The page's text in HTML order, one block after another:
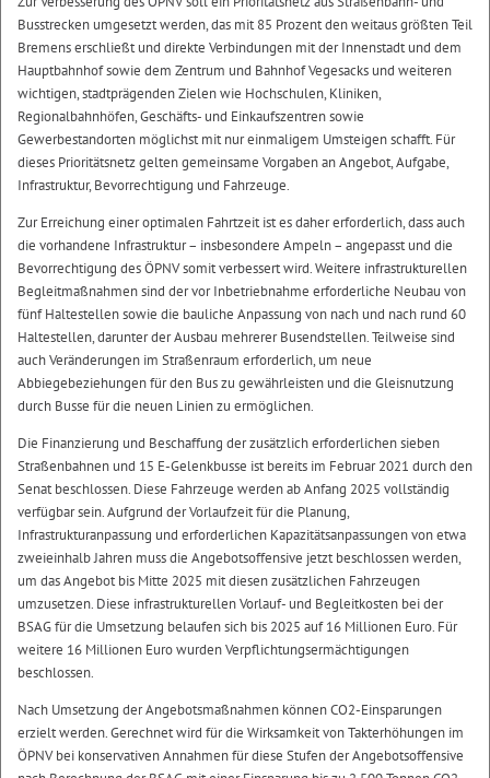
Busstrecken umgesetzt werden, das mit 85 Prozent den weitaus größten Teil
Bremens erschließt und direkte Verbindungen mit der Innenstadt und dem
Hauptbahnhof sowie dem Zentrum und Bahnhof Vegesacks und weiteren
wichtigen, stadtprägenden Zielen wie Hochschulen, Kliniken,
Regionalbahnhöfen, Geschäfts- und Einkaufszentren sowie
Gewerbestandorten möglichst mit nur einmaligem Umsteigen schafft. Für
dieses Prioritätsnetz gelten gemeinsame Vorgaben an Angebot, Aufgabe,
Infrastruktur, Bevorrechtigung und Fahrzeuge.
Zur Erreichung einer optimalen Fahrtzeit ist es daher erforderlich, dass auch
die vorhandene Infrastruktur – insbesondere Ampeln – angepasst und die
Bevorrechtigung des ÖPNV somit verbessert wird. Weitere infrastrukturellen
Begleitmaßnahmen sind der vor Inbetriebnahme erforderliche Neubau von
fünf Haltestellen sowie die bauliche Anpassung von nach und nach rund 60
Haltestellen, darunter der Ausbau mehrerer Busendstellen. Teilweise sind
auch Veränderungen im Straßenraum erforderlich, um neue
Abbiegebeziehungen für den Bus zu gewährleisten und die Gleisnutzung
durch Busse für die neuen Linien zu ermöglichen.
Die Finanzierung und Beschaffung der zusätzlich erforderlichen sieben
Straßenbahnen und 15 E-Gelenkbusse ist bereits im Februar 2021 durch den
Senat beschlossen. Diese Fahrzeuge werden ab Anfang 2025 vollständig
verfügbar sein. Aufgrund der Vorlaufzeit für die Planung,
Infrastrukturanpassung und erforderlichen Kapazitätsanpassungen von etwa
zweieinhalb Jahren muss die Angebotsoffensive jetzt beschlossen werden,
um das Angebot bis Mitte 2025 mit diesen zusätzlichen Fahrzeugen
umzusetzen. Diese infrastrukturellen Vorlauf- und Begleitkosten bei der
BSAG für die Umsetzung belaufen sich bis 2025 auf 16 Millionen Euro. Für
weitere 16 Millionen Euro wurden Verpflichtungsermächtigungen
beschlossen.
Nach Umsetzung der Angebotsmaßnahmen können CO2-Einsparungen
erzielt werden. Gerechnet wird für die Wirksamkeit von Takterhöhungen im
ÖPNV bei konservativen Annahmen für diese Stufen der Angebotsoffensive